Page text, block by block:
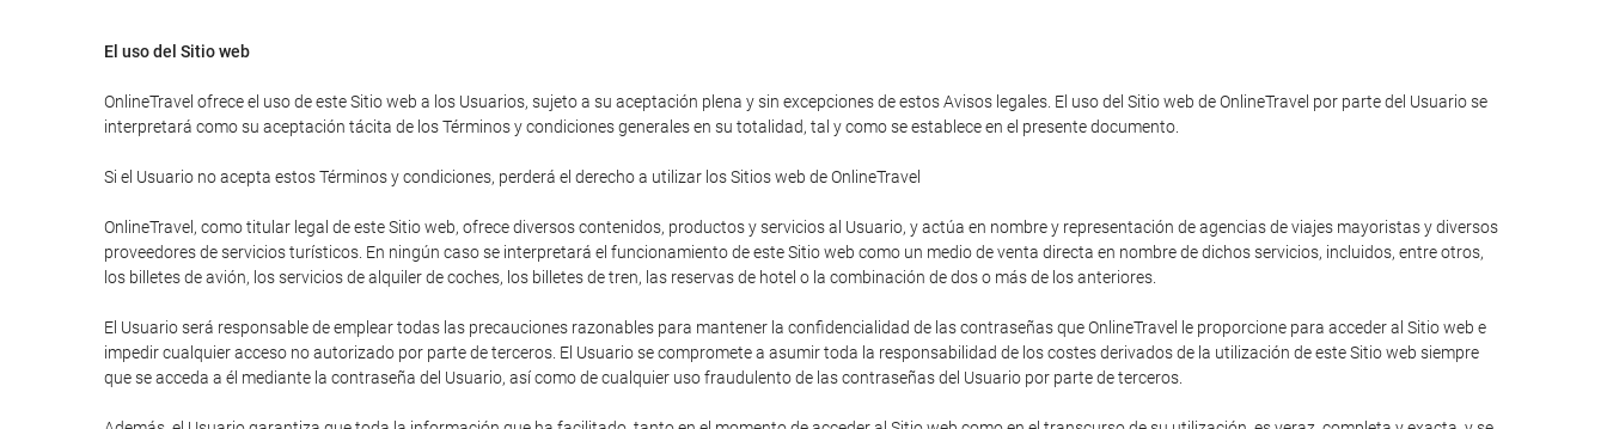
El uso del Sitio web
OnlineTravel ofrece el uso de este Sitio web a los Usuarios, sujeto a su aceptación plena y sin excepciones de estos Avisos legales. El uso del Sitio web de OnlineTravel por parte del Usuario se
interpretará como su aceptación tácita de los Términos y condiciones generales en su totalidad, tal y como se establece en el presente documento.
Si el Usuario no acepta estos Términos y condiciones, perderá el derecho a utilizar los Sitios web de OnlineTravel
OnlineTravel, como titular legal de este Sitio web, ofrece diversos contenidos, productos y servicios al Usuario, y actúa en nombre y representación de agencias de viajes mayoristas y diversos
proveedores de servicios turísticos. En ningún caso se interpretará el funcionamiento de este Sitio web como un medio de venta directa en nombre de dichos servicios, incluidos, entre otros,
los billetes de avión, los servicios de alquiler de coches, los billetes de tren, las reservas de hotel o la combinación de dos o más de los anteriores.
El Usuario será responsable de emplear todas las precauciones razonables para mantener la confidencialidad de las contraseñas que OnlineTravel le proporcione para acceder al Sitio web e
impedir cualquier acceso no autorizado por parte de terceros. El Usuario se compromete a asumir toda la responsabilidad de los costes derivados de la utilización de este Sitio web siempre
que se acceda a él mediante la contraseña del Usuario, así como de cualquier uso fraudulento de las contraseñas del Usuario por parte de terceros.